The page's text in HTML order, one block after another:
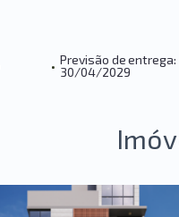
• Previsão de entrega:
30/04/2029